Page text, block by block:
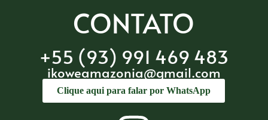
CONTATO
+55 (93) 991 469 483
ikoweamazonia@gmail.com
Clique aqui para falar por WhatsApp